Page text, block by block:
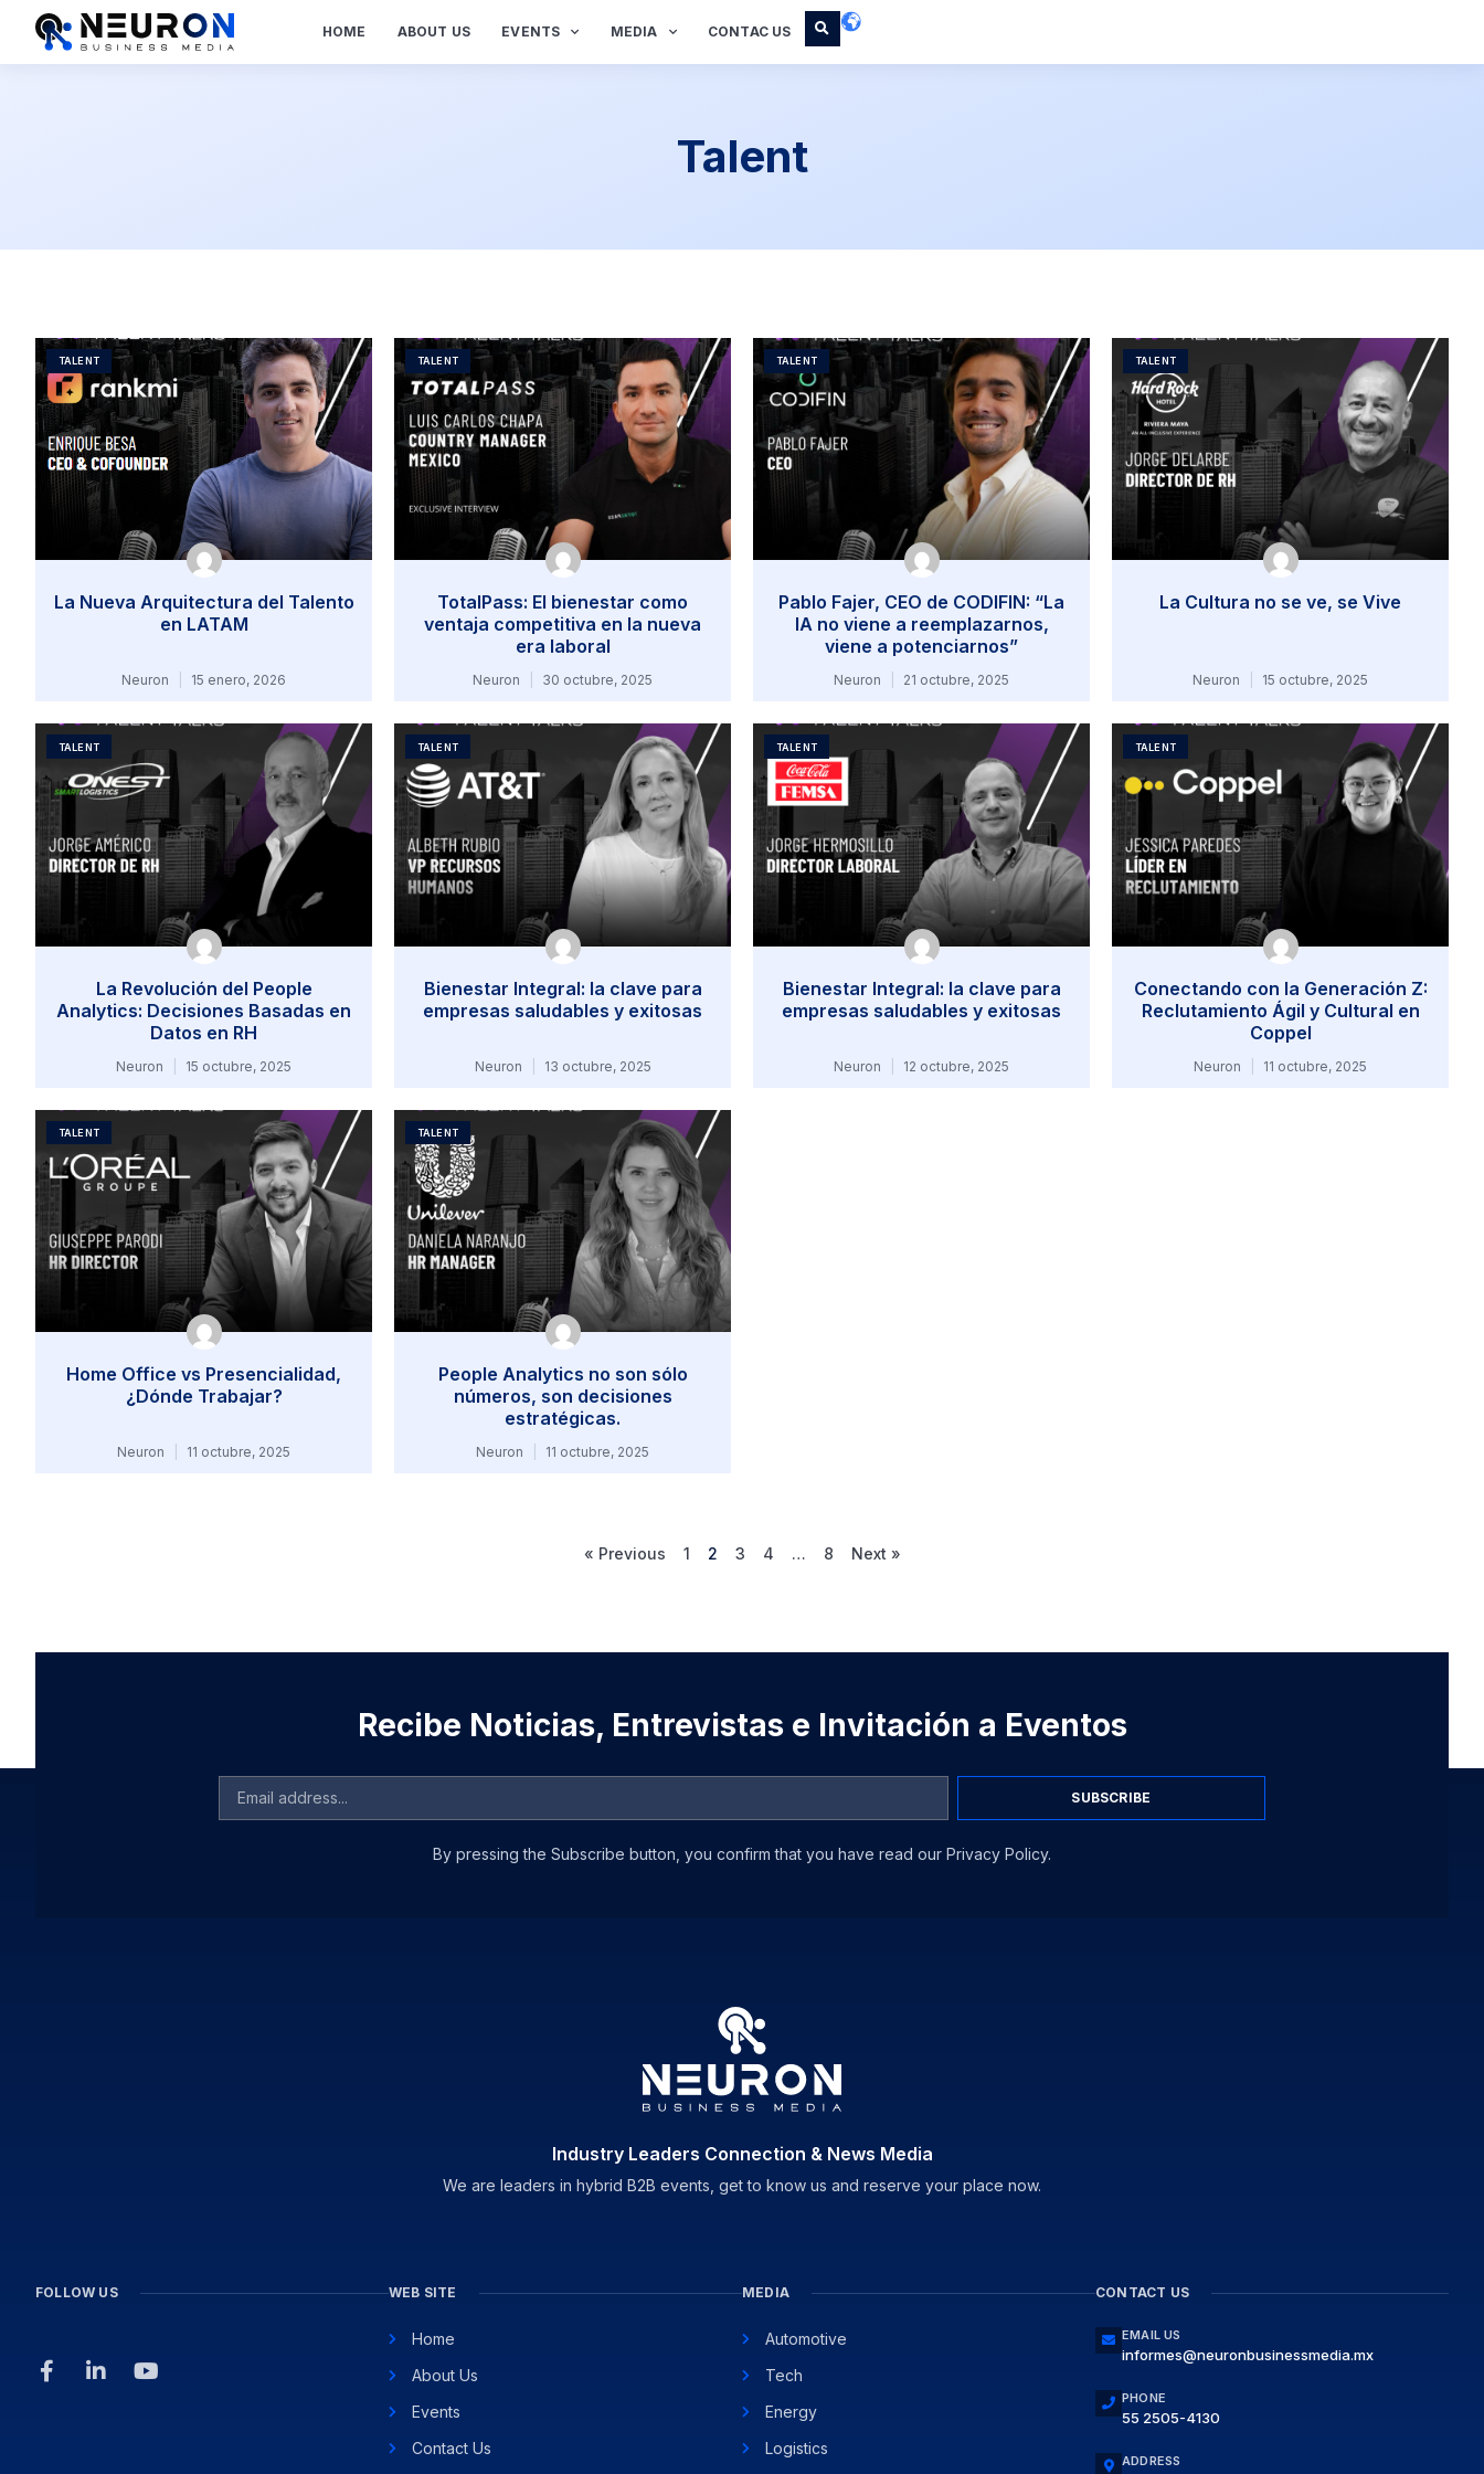
HOME ABOUT US EVENTS MEDIA CONTAC US
Talent
TALENT
La Nueva Arquitectura del Talento
en LATAM
Neuron 15 enero, 2026
TALENT
TotalPass: El bienestar como
ventaja competitiva en la nueva
era laboral
Neuron 30 octubre, 2025
TALENT
Pablo Fajer, CEO de CODIFIN: “La
IA no viene a reemplazarnos,
viene a potenciarnos”
Neuron 21 octubre, 2025
TALENT
La Cultura no se ve, se Vive
Neuron 15 octubre, 2025
TALENT
La Revolución del People
Analytics: Decisiones Basadas en
Datos en RH
Neuron 15 octubre, 2025
TALENT
Bienestar Integral: la clave para
empresas saludables y exitosas
Neuron 13 octubre, 2025
TALENT
Bienestar Integral: la clave para
empresas saludables y exitosas
Neuron 12 octubre, 2025
TALENT
Conectando con la Generación Z:
Reclutamiento Ágil y Cultural en
Coppel
Neuron 11 octubre, 2025
TALENT
Home Office vs Presencialidad,
¿Dónde Trabajar?
Neuron 11 octubre, 2025
TALENT
People Analytics no son sólo
números, son decisiones
estratégicas.
Neuron 11 octubre, 2025
« Previous 1 2 3 4 … 8 Next »
Recibe Noticias, Entrevistas e Invitación a Eventos
SUBSCRIBE
By pressing the Subscribe button, you confirm that you have read our Privacy Policy.
Industry Leaders Connection & News Media
We are leaders in hybrid B2B events, get to know us and reserve your place now.
FOLLOW US WEB SITE
Home
About Us
Events
Contact Us
MEDIA
Automotive
Tech
Energy
Logistics
CONTACT US
EMAIL US
informes@neuronbusinessmedia.mx
PHONE
55 2505-4130
ADDRESS